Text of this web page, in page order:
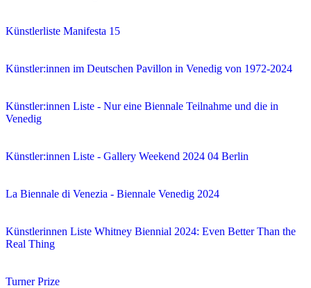
Künstlerliste Manifesta 15
Künstler:innen im Deutschen Pavillon in Venedig von 1972-2024
Künstler:innen Liste - Nur eine Biennale Teilnahme und die in
Venedig
Künstler:innen Liste - Gallery Weekend 2024 04 Berlin
La Biennale di Venezia - Biennale Venedig 2024
Künstlerinnen Liste Whitney Biennial 2024: Even Better Than the
Real Thing
Turner Prize